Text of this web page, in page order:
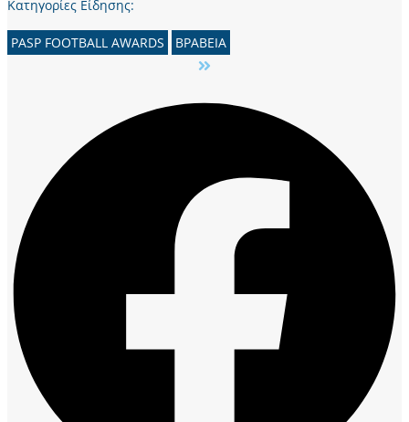
Κατηγορίες Είδησης:
PASP FOOTBALL AWARDS ΒΡΑΒΕΙΑ